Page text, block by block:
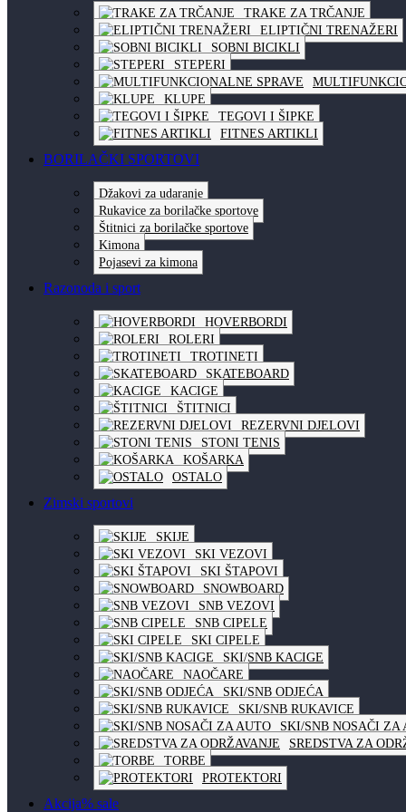
TRAKE ZA TRČANJE
ELIPTIČNI TRENAŽERI
SOBNI BICIKLI
STEPERI
KLUPE
TEGOVI I ŠIPKE
FITNES ARTIKLI
BORILAČKI SPORTOVI
Džakovi za udaranje
Rukavice za borilačke sportove
Štitnici za borilačke sportove
Kimona
Pojasevi za kimona
Razonoda i sport
HOVERBORDI
ROLERI
TROTINETI
SKATEBOARD
KACIGE
ŠTITNICI
REZERVNI DJELOVI
STONI TENIS
KOŠARKA
OSTALO
Zimski sportovi
SKIJE
SKI VEZOVI
SKI ŠTAPOVI
SNOWBOARD
SNB VEZOVI
SNB CIPELE
SKI CIPELE
SKI/SNB KACIGE
NAOČARE
SKI/SNB ODJEĆA
SKI/SNB RUKAVICE
SKI/SNB NOSAČI ZA
SREDSTVA ZA
TORBE
PROTEKTORI
Akcija% sale